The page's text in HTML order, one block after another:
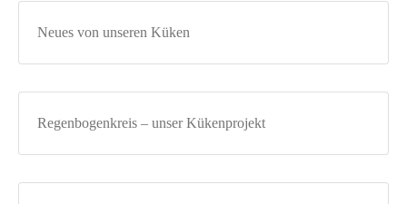
Neues von unseren Küken
Regenbogenkreis – unser Kükenprojekt